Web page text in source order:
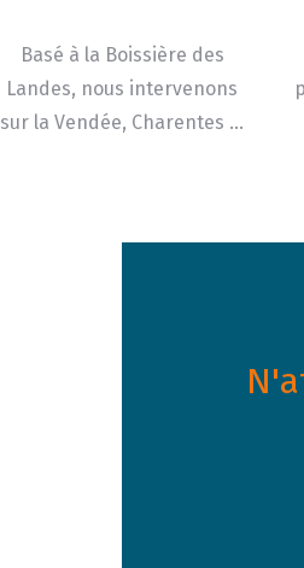
Basé à la Boissière des
Landes, nous intervenons
sur la Vendée, Charentes …